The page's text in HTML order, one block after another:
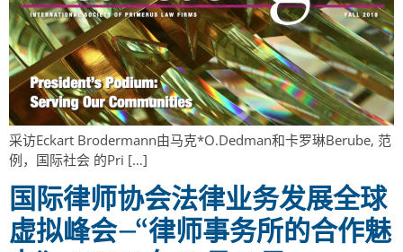
采访Eckart Brodermann由马克*O.Dedman和卡罗琳Berube, 范
例，国际社会 的Pri […]
国际律师协会法律业务发展全球
虚拟峰会–“律师事务所的合作魅